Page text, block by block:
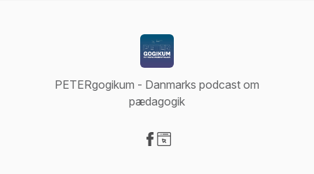
PETERgogikum - Danmarks podcast om
pædagogik